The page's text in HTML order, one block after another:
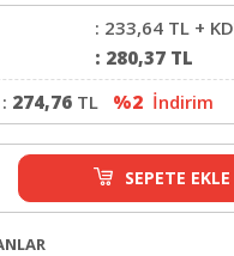
: 233,64 TL +
: 280,37 TL
274,76 TL %2 İndirim
SEPETE EKLE